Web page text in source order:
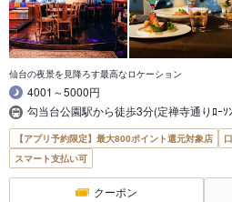
仙台の夜景を見降ろす最高なロケーション
4001～5000円
勾当台公園駅から徒歩3分(定禅寺通りﾛｰｿ
【アプリ予約限定】最大800ポイント還元対象店
スマート支払い可
クーポン